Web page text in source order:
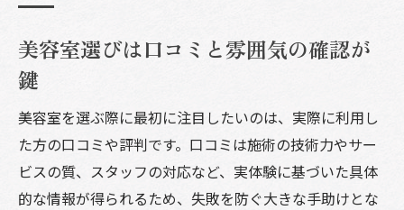
おしゃれヘアサロンのサービス充実度を比
較
カット技術にこだわるなら美容室選びが重要
堺市美容室のカット技術徹底比較ガイド
カットがうまい美容室の選び方と見極め方
美容室選びは口コミと雰囲気の確認が
鍵
美容室を選ぶ際に最初に注目したいのは、実際に利用し
た方の口コミや評判です。口コミは施術の技術力やサー
ビスの質、スタッフの対応など、実体験に基づいた具体
的な情報が得られるため、失敗を防ぐ大きな手助けとな